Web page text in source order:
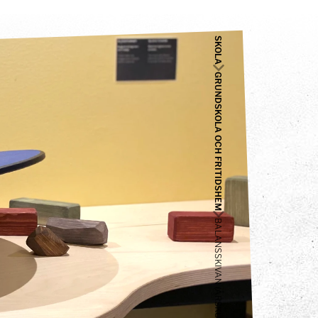
SKOLA
GRUNDSKOLA OCH FRITIDSHEM
BALANSSKIVAN (ÅRSKURS 1-3)